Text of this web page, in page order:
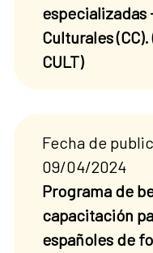
especializadas
Culturales
CULT)
Fecha de
09/04/2024
Programa de
capacitación
españoles de